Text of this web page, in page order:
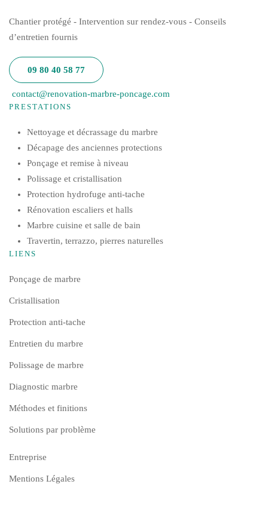
Chantier protégé - Intervention sur rendez-vous - Conseils
d’entretien fournis
09 80 40 58 77
contact@renovation-marbre-poncage.com
PRESTATIONS
Nettoyage et décrassage du marbre
Décapage des anciennes protections
Ponçage et remise à niveau
Polissage et cristallisation
Protection hydrofuge anti-tache
Rénovation escaliers et halls
Marbre cuisine et salle de bain
Travertin, terrazzo, pierres naturelles
LIENS
Ponçage de marbre
Cristallisation
Protection anti-tache
Entretien du marbre
Polissage de marbre
Diagnostic marbre
Méthodes et finitions
Solutions par problème
Entreprise
Mentions Légales